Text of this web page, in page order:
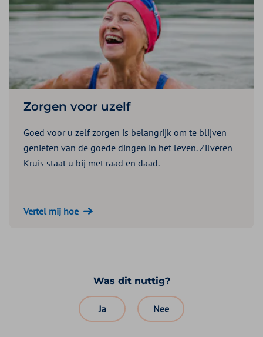
Zorgen voor uzelf
Goed voor u zelf zorgen is belangrijk om te blijven
genieten van de goede dingen in het leven. Zilveren
Kruis staat u bij met raad en daad.
Vertel mij hoe
Was dit nuttig?
Ja Nee